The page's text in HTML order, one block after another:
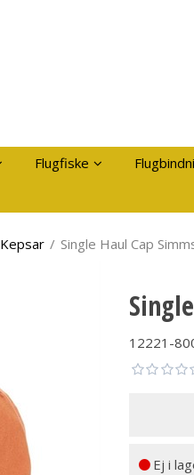
Flugfiske
Kepsar / Single Haul Cap
12221-
Ej i